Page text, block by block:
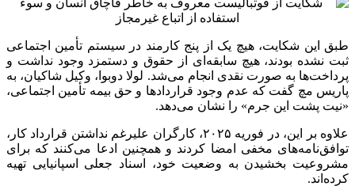
طبق این شکایت، هیچ یک از پنج کارمند در سیستم تأمین اجتماعی
ثبت نشده بودند، هیچ سابقه‌ای از حقوق و دستمزد وجود نداشت و
پرداخت‌ها به صورت نقدی انجام می‌شد. لولا دوبوا، وکیل شاکیان، به
پاریس مچ گفت که عدم وجود قرارداد‌ها و حق بیمه تأمین اجتماعی،
«نیت پشت این جرم» را نشان می‌دهد.
علاوه بر این، در فوریه ۲۰۲۵، کارگران علیرغم نداشتن قرارداد کار،
توافق‌نامه‌های مخفی امضا کردند و همچنین ادعا می‌کنند که برای
مشروعیت بخشیدن به وضعیت خود، اسناد جعلی اسپانیایی تهیه
کرده‌اند.